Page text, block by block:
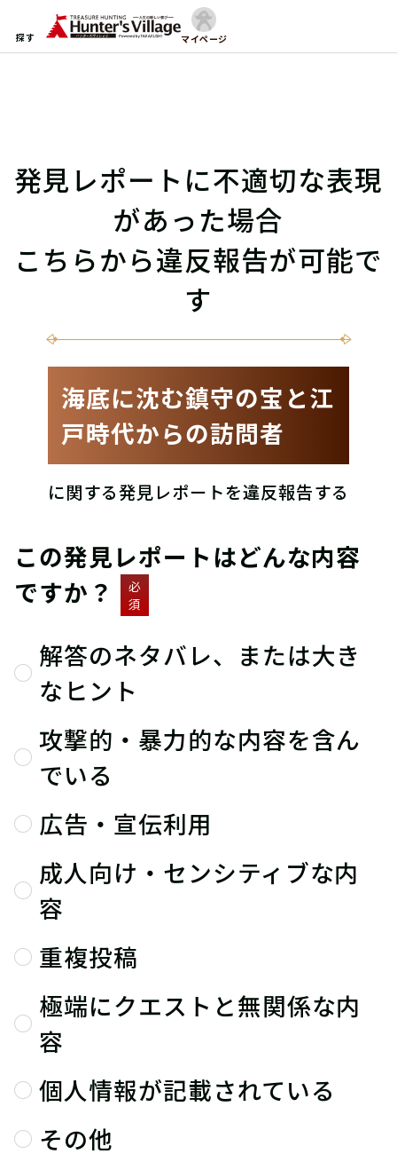
探す マイページ
発見レポートに不適切な表現
があった場合
こちらから違反報告が可能で
す
海底に沈む鎮守の宝と江
戸時代からの訪問者
に関する発見レポートを違反報告する
この発見レポートはどんな内容
ですか？
必
須
解答のネタバレ、または大き
なヒント
攻撃的・暴力的な内容を含ん
でいる
広告・宣伝利用
成人向け・センシティブな内
容
重複投稿
極端にクエストと無関係な内
容
個人情報が記載されている
その他